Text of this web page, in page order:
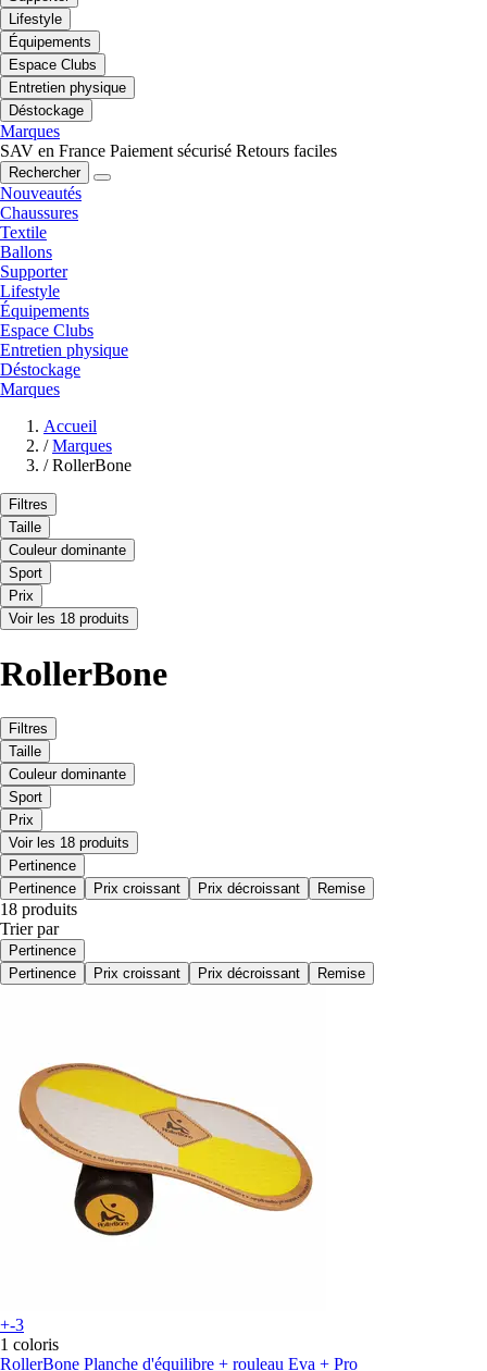
Lifestyle
Équipements
Espace Clubs
Entretien physique
Déstockage
Marques
SAV en France Paiement sécurisé Retours faciles
Rechercher
Nouveautés
Chaussures
Textile
Ballons
Supporter
Lifestyle
Équipements
Espace Clubs
Entretien physique
Déstockage
Marques
Accueil
/ Marques
/ RollerBone
Filtres
Taille
Couleur dominante
Sport
Prix
Voir les 18 produits
RollerBone
Filtres
Taille
Couleur dominante
Sport
Prix
Voir les 18 produits
Pertinence
Pertinence
Prix croissant Prix décroissant Remise
18 produits
Trier par
Pertinence
Pertinence
Prix croissant Prix décroissant Remise
+-3
1 coloris
RollerBone Planche d'équilibre + rouleau Eva + Pro